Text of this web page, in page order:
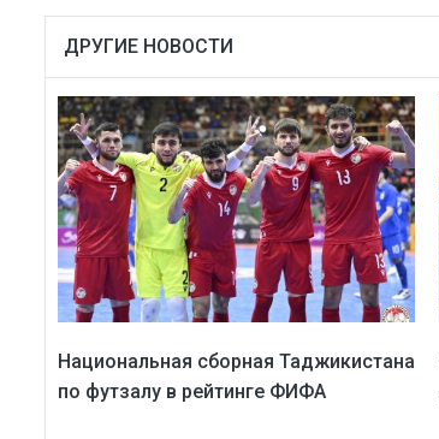
ДРУГИЕ НОВОСТИ
Национальная сборная Таджикистана
по футзалу в рейтинге ФИФА